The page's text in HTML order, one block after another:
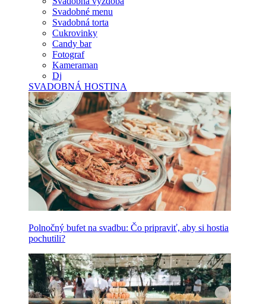
Svadobné menu
Svadobná torta
Cukrovinky
Candy bar
Fotograf
Kameraman
Dj
SVADOBNÁ HOSTINA
Polnočný bufet na svadbu: Čo pripraviť, aby si hostia
pochutili?